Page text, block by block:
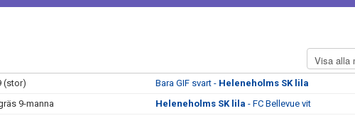
(stor) Bara GIF svart - Heleneholms SK lila
9-manna Heleneholms SK lila - FC Bellevue vit